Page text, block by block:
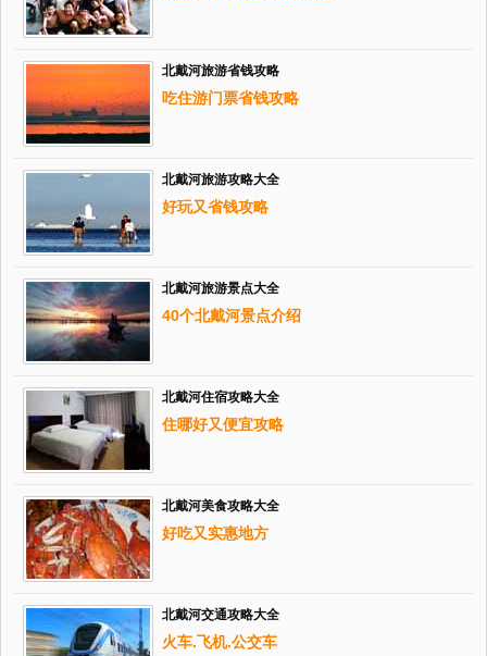
北戴河旅游省钱攻略
吃住游门票省钱攻略
北戴河旅游攻略大全
好玩又省钱攻略
北戴河旅游景点大全
40个北戴河景点介绍
北戴河住宿攻略大全
住哪好又便宜攻略
北戴河美食攻略大全
好吃又实惠地方
北戴河交通攻略大全
火车.飞机.公交车